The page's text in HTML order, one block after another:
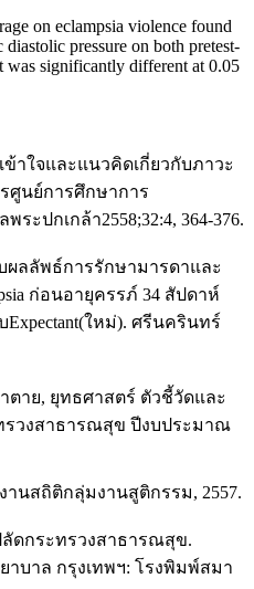
eclampsia violence found
pressure on both pretest-
was significantly different at 0.05
าใจและแนวคิดเกี่ยวกับภาวะ
ศูนย์การศึกษาการ
ะปกเกล้า2558;32:4, 364-376.
ผลลัพธ์การรักษามารดาและ
ก่อนอายุครรภ์ 34 สัปดาห์
Expectant(ใหม่). ศรีนครินทร์
าย, ยุทธศาสตร์ ตัวชี้วัดและ
รวงสาธารณสุข ปีงบประมาณ
านสถิติกลุ่มงานสูติกรรม, 2557.
ดกระทรวงสาธารณสุข.
าบาล กรุงเทพฯ: โรงพิมพ์สมา